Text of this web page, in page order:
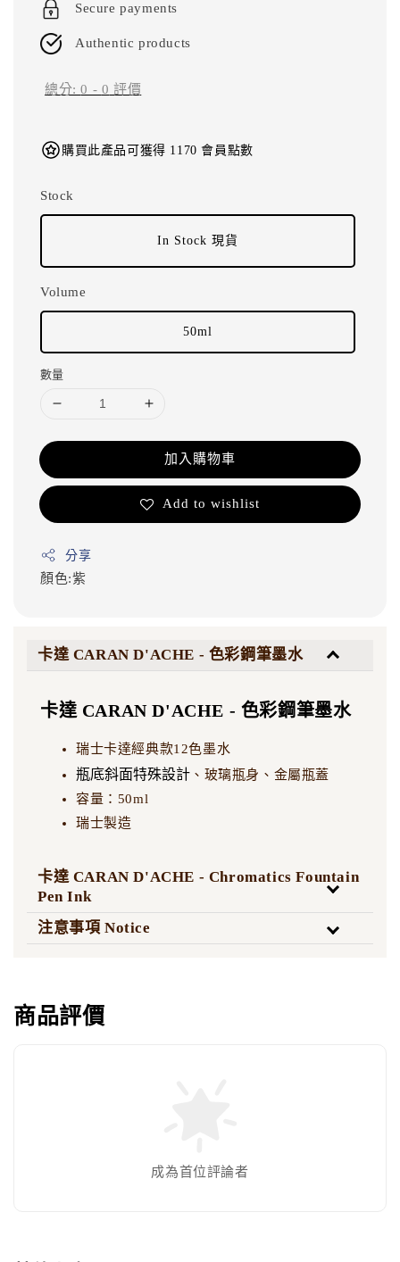
Secure payments
Authentic products
總分:0 - 0 評價
購買此產品可獲得 1170 會員點數
Stock
In Stock 現貨
Volume
50ml
數量
加入購物車
Add to wishlist
分享
顏色:紫
卡達 CARAN D'ACHE - 色彩鋼筆墨水
卡達 CARAN D'ACHE - 色彩鋼筆墨水
瑞士卡達經典款12色墨水
瓶底斜面特殊設計 、玻璃瓶身、金屬瓶蓋
容量：50ml
瑞士製造
卡達 CARAN D'ACHE - Chromatics Fountain
Pen Ink
注意事項 Notice
商品評價
成為首位評論者